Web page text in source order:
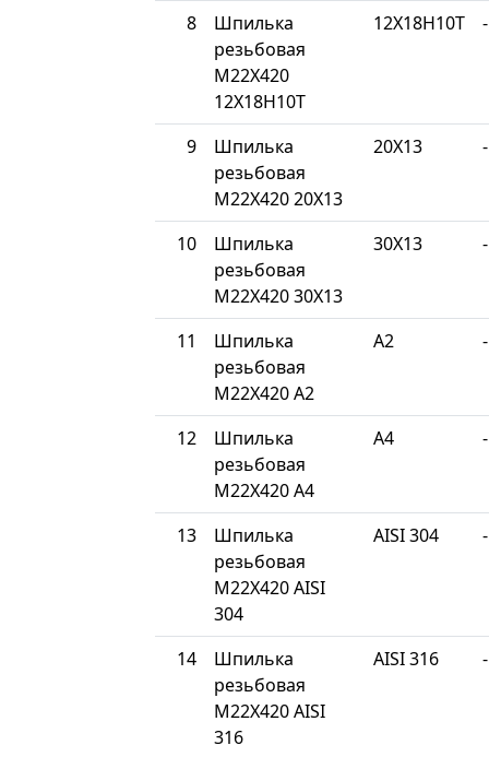
8
Шпилька
резьбовая
М22Х420
12Х18Н10Т
12Х18Н10Т -
9
Шпилька
резьбовая
М22Х420 20Х13
20Х13 -
10
Шпилька
резьбовая
М22Х420 30Х13
30Х13 -
11
Шпилька
резьбовая
М22Х420 A2
A2 -
12
Шпилька
резьбовая
М22Х420 A4
A4 -
13
Шпилька
резьбовая
М22Х420 AISI
304
AISI 304 -
14
Шпилька
резьбовая
М22Х420 AISI
316
AISI 316 -